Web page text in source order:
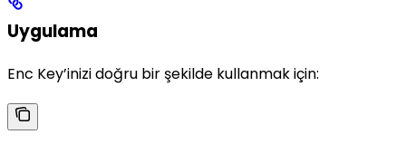
Uygulama
Enc Key’inizi doğru bir şekilde kullanmak için: